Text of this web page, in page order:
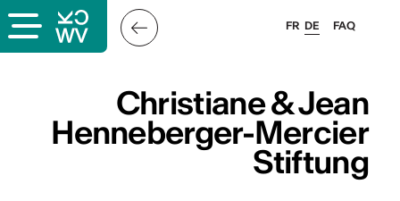
FAQ
FR DE
Christiane & Jean
Henneberger-Mercier
Stiftung